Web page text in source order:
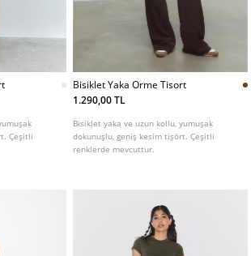
Çeşitli
Bisiklet Yaka Orme Tisort
1.290,00 TL
Bisiklet yaka ve uzun kollu, yumuşak
dokunuşlu, geniş kesim tişört. Çeşitli
renklerde mevcuttur.